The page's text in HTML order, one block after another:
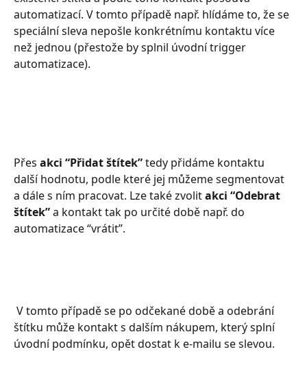
automatizací. V tomto případě např. hlídáme to, že se
speciální sleva nepošle konkrétnímu kontaktu více
než jednou (přestože by splnil úvodní trigger
automatizace).
Přes akci “Přidat štítek” tedy přidáme kontaktu
další hodnotu, podle které jej můžeme segmentovat
a dále s ním pracovat. Lze také zvolit akci “Odebrat
štítek” a kontakt tak po určité době např. do
automatizace “vrátit”.
štítku může kontakt s dalším nákupem, který splní
úvodní podmínku, opět dostat k e-mailu se slevou.